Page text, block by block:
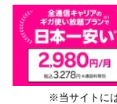
※当サイトに